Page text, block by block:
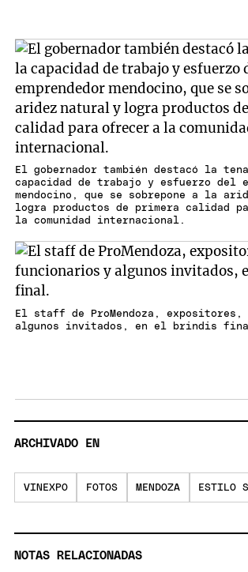
El gobernador también destacó la
capacidad de trabajo y esfuerzo del
mendocino, que se sobrepone a la
logra productos de primera calidad
la comunidad internacional.
El staff de ProMendoza,
algunos invitados, en el brindis
ARCHIVADO EN
VINEXPO FOTOS MENDOZA ESTILO
NOTAS RELACIONADAS